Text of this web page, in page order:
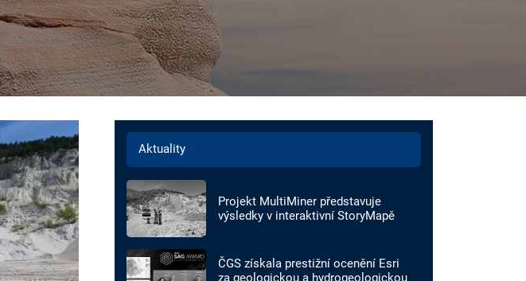
Aktuality
Projekt MultiMiner představuje
výsledky v interaktivní StoryMapě
ČGS získala prestižní ocenění Esri
za geologickou a hydrogeologickou